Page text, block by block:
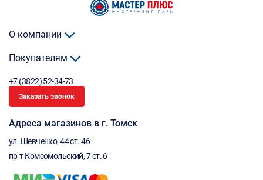
О компании
Покупателям
+7 (3822) 52-34-73
Заказать звонок
Адреса магазинов в г. Томск
ул. Шевченко, 44 ст. 46
пр-т Комсомольский, 7 ст. 6